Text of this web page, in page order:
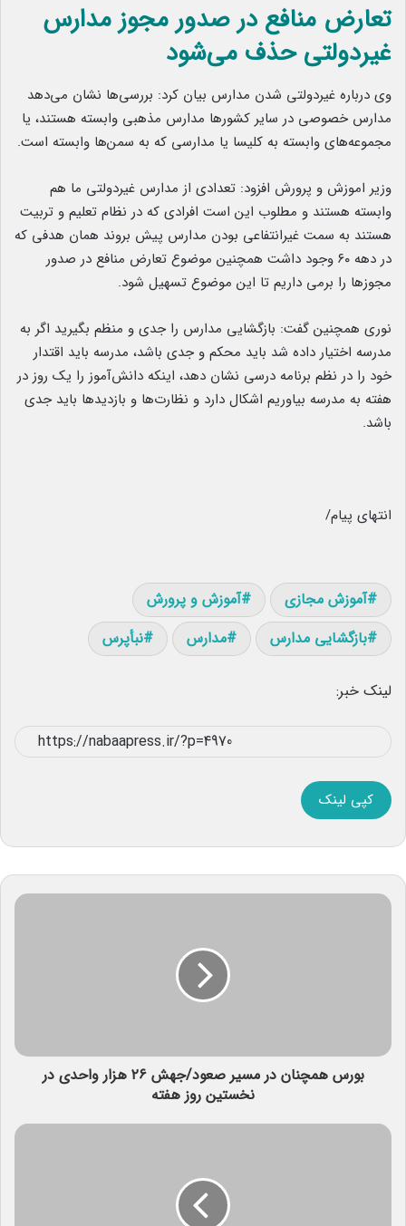
تعارض منافع در صدور مجوز مدارس
غیردولتی حذف می‌شود
وی درباره غیردولتی شدن مدارس بیان کرد: بررسی‌ها نشان می‌دهد
مدارس خصوصی در سایر کشورها مدارس مذهبی وابسته هستند، یا
مجموعه‌های وابسته به کلیسا یا مدارسی که به سمن‌ها وابسته است.
وزیر اموزش و پرورش افزود: تعدادی از مدارس غیردولتی ما هم
وابسته هستند و مطلوب این است افرادی که در نظام تعلیم و تربیت
هستند به سمت غیرانتفاعی بودن مدارس پیش بروند همان هدفی که
در دهه ۶۰ وجود داشت همچنین موضوع تعارض منافع در صدور
مجوزها را برمی داریم تا این موضوع تسهیل شود.
نوری همچنین گفت: بازگشایی مدارس را جدی و منظم بگیرید اگر به
مدرسه اختیار داده شد باید محکم و جدی باشد، مدرسه باید اقتدار
خود را در نظم برنامه درسی نشان دهد، اینکه دانش‌آموز را یک روز در
هفته به مدرسه بیاوریم اشکال دارد و نظارت‌ها و بازدیدها باید جدی
باشد.
انتهای پیام/
آموزش مجازی
آموزش و پرورش
بازگشایی مدارس
مدارس نبأپرس
لینک خبر:
کپی لینک
بورس همچنان در مسیر صعود/جهش ۲۶ هزار واحدی در
نخستین روز هفته